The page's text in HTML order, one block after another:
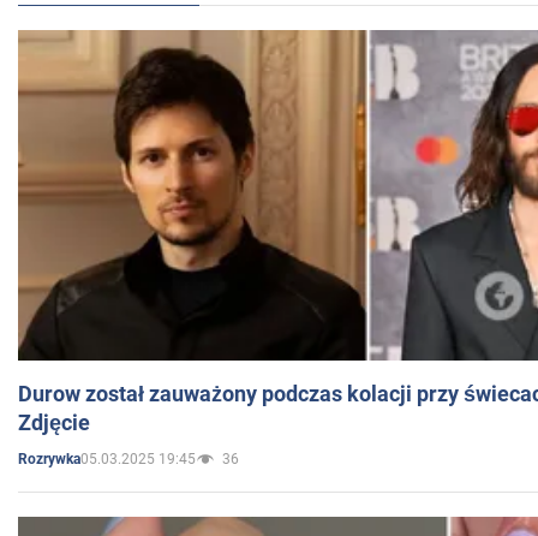
Durow został zauważony podczas kolacji przy
Zdjęcie
Rozrywka05.03.2025 19:45 36